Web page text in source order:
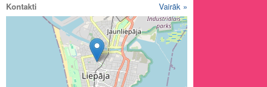
Kontakti Vairāk »